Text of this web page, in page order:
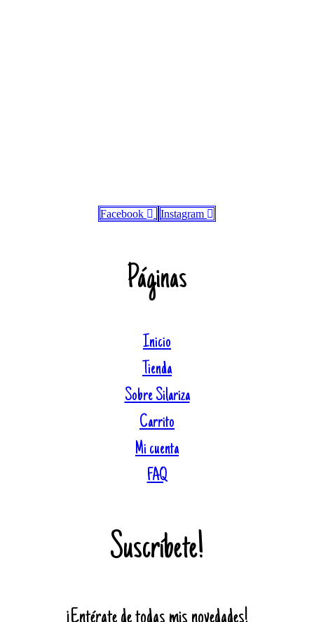
Facebook Instagram
Páginas
Inicio
Tienda
Sobre Silariza
Carrito
Mi cuenta
FAQ
Suscríbete!